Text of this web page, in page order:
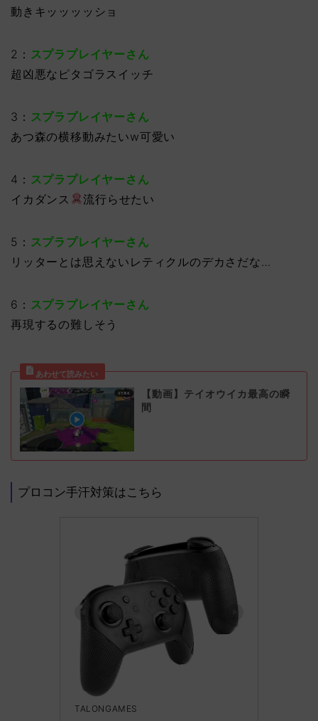
動きキッッッッショ
2： スプラプレイヤーさん
超凶悪なピタゴラスイッチ
3： スプラプレイヤーさん
あつ森の横移動みたいw可愛い
4： スプラプレイヤーさん
イカダンス
流行らせたい
5： スプラプレイヤーさん
リッターとは思えないレティクルのデカさだな…
6： スプラプレイヤーさん
再現するの難しそう
【動画】テイオウイカ最高の瞬
間
プロコン手汗対策はこちら
TALONGAMES